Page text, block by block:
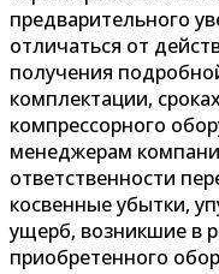
предварительного
отличаться от
получения
комплектации,
компрессорного
менеджерам
ответственности
косвенные убытки,
ущерб, возникшие в
приобретенного